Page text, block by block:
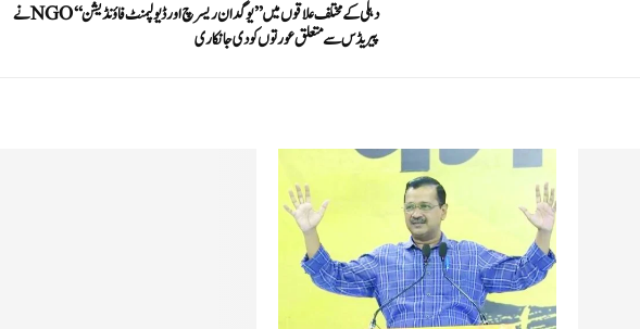
دہلی کے مختلف علاقوں میں ’’یوگدان ریسرچ اور ڈیولپمنٹ فاؤنڈیشن‘‘ NGOنے
پیریڈس سے متعلق عورتوں کو دی جانکاری